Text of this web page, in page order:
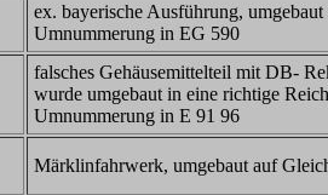
ex. bayerische Ausführung, umgebaut
Umnummerung in EG 590
falsches Gehäusemittelteil mit DB-
wurde umgebaut in eine richtige
Umnummerung in E 91 96
Märklinfahrwerk, umgebaut auf